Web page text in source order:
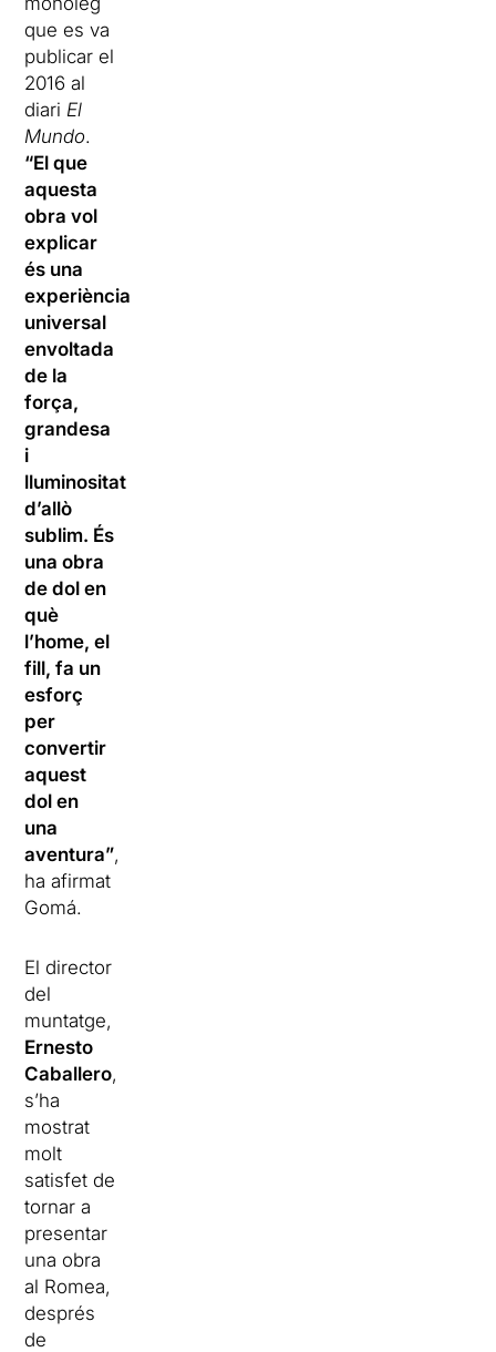
que es va
publicar el
2016 al
diari El
Mundo.
“El que
aquesta
obra vol
explicar
és una
experiència
universal
envoltada
de la
força,
grandesa
i
lluminositat
d’allò
sublim. És
una obra
de dol en
què
l’home, el
fill, fa un
esforç
per
convertir
aquest
dol en
una
aventura”,
ha afirmat
Gomá.
El director
del
muntatge,
Ernesto
Caballero,
s’ha
mostrat
molt
satisfet de
tornar a
presentar
una obra
al Romea,
després
de